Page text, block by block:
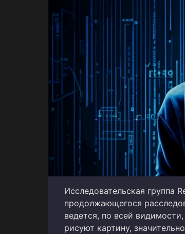
Исследовательская группа
продолжающегося
ведется, по всей
рисуют картину,